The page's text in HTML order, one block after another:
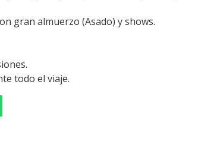
gran almuerzo (Asado) y shows.
todo el viaje.